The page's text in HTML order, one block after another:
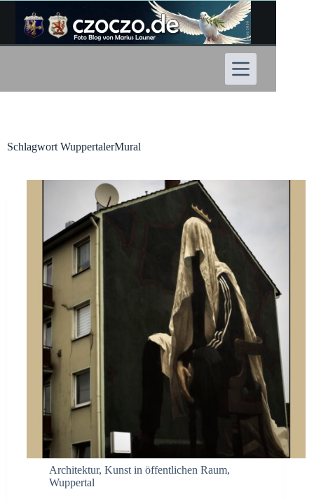
Inhalt
springen
Schlagwort WuppertalerMural
Architektur, Kunst in öffentlichen Raum,
Wuppertal